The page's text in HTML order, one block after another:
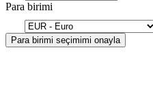
Para birimi
Para birimi seçimimi onayla